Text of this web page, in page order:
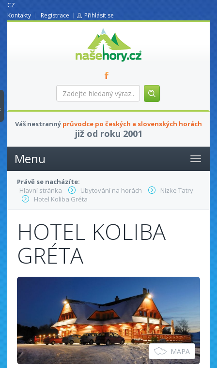
CZ
Kontakty
Registrace Přihlásit se
nasehory.cz
Zadejte
hledaný
Váš nestranný průvodce po českých a slovenských horách
již od roku 2001
Menu
Právě se nacházíte:
Hlavní stránka
Ubytování na horách
Nízke Tatry
Hotel Koliba Gréta
HOTEL KOLIBA
GRÉTA
MAPA